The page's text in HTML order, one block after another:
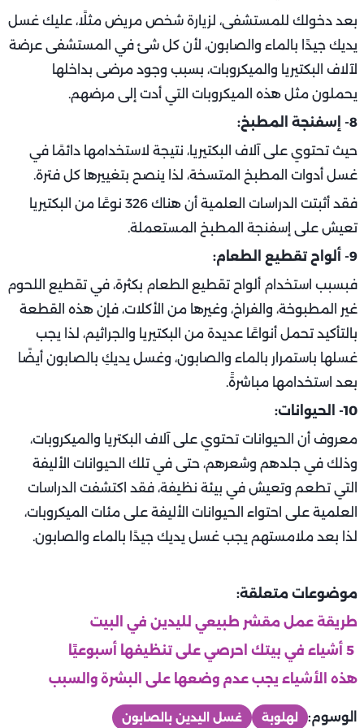
بعد دخولك للمستشفى، لزيارة شخص مريض مثلًا، عليك غسل
يديك جيدًا بالماء والصابون، لأن كل شئ في المستشفى عرضة
لآلاف البكتيريا والميكروبات، بسبب وجود مرضى بداخلها
يحملون مثل هذه الميكروبات التي أدت إلى مرضهم.
8- إسفنجة المطبخ:
حيث تحتوي على آلاف البكتيريا، نتيجة لاستخدامها دائمًا في
غسل أدوات المطبخ المتسخة، لذا ينصح بتغييرها كل فترة.
فقد أثبتت الدراسات العلمية أن هناك 326 نوعًا من البكتيريا
تعيش على إسفنجة المطبخ المستعملة.
9- ألواح تقطيع الطعام:
فبسبب استخدام ألواح تقطيع الطعام بكثرة، في تقطيع اللحوم
غير المطبوخة، والفراخ، وغيرها من الأكلات، فإن هذه القطعة
بالتأكيد تحمل أنواعًا عديدة من البكتيريا والجراثيم، لذا يجب
غسلها باستمرار بالماء والصابون، وغسل يديكِ بالصابون أيضًا
بعد استخدامها مباشرةً.
10- الحيوانات:
معروف أن الحيوانات تحتوي على آلاف البكتريا والميكروبات،
وذلك في جلدهم وشعرهم، حتى في تلك الحيوانات الأليفة
التي تطعم وتعيش في بيئة نظيفة، فقد اكتشفت الدراسات
العلمية على احتواء الحيوانات الأليفة على مئات الميكروبات،
لذا بعد ملامستهم يجب غسل يديك جيدًا بالماء والصابون.
موضوعات متعلقة:
طريقة عمل مقشر طبيعي لليدين في البيت
هذه الأشياء يجب عدم وضعها على البشرة والسبب
الوسوم: لهلوبة
غسل اليدين بالصابون